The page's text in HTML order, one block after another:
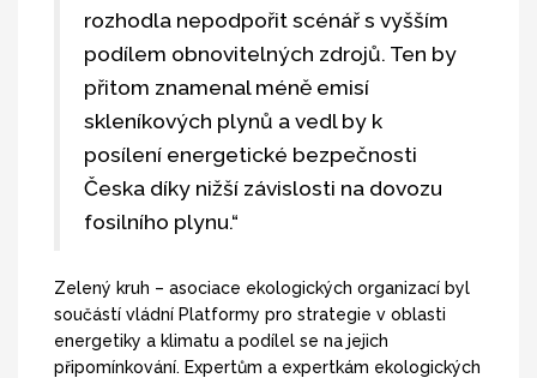
rozhodla nepodpořit scénář s vyšším
podílem obnovitelných zdrojů. Ten by
přitom znamenal méně emisí
skleníkových plynů a vedl by k
posílení energetické bezpečnosti
Česka díky nižší závislosti na dovozu
fosilního plynu.“
Zelený kruh – asociace ekologických organizací byl
součástí vládní Platformy pro strategie v oblasti
energetiky a klimatu a podílel se na jejich
připomínkování. Expertům a expertkám ekologických